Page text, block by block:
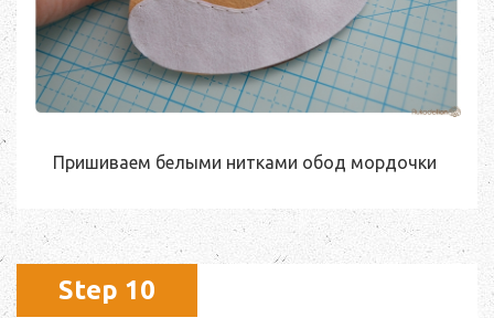
Пришиваем белыми нитками обод мордочки
Step 10